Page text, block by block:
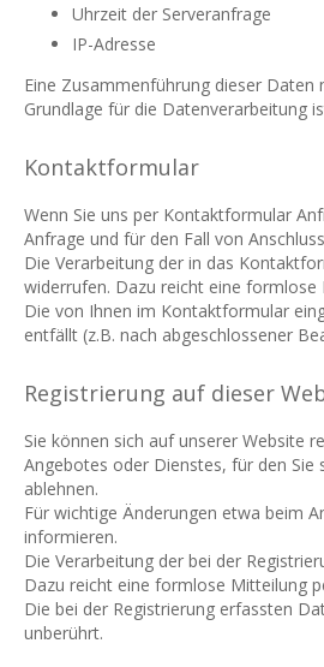
Uhrzeit der Serveranfrage
IP-Adresse
Eine Zusammenführung dieser
Grundlage für die Datenverarbeitung
Kontaktformular
Wenn Sie uns per Kontaktformular
Anfrage und für den Fall von
Die Verarbeitung der in das
widerrufen. Dazu reicht eine
Die von Ihnen im Kontaktformular
entfällt (z.B. nach abgeschlossener
Registrierung auf dieser
Sie können sich auf unserer Website
Angebotes oder Dienstes, für den Sie
ablehnen.
Für wichtige Änderungen etwa beim
informieren.
Die Verarbeitung der bei der
Dazu reicht eine formlose Mitteilung
Die bei der Registrierung erfassten
unberührt.